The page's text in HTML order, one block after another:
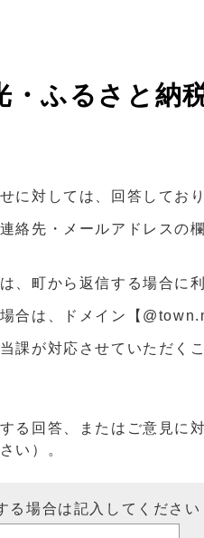
・ふるさと納
に対しては、回答しており
絡先・メールアドレスの
、町から返信する場合に利
合は、ドメイン【
課が対応させていただく
る回答、またはご意見に
い）。
場合は記入してください